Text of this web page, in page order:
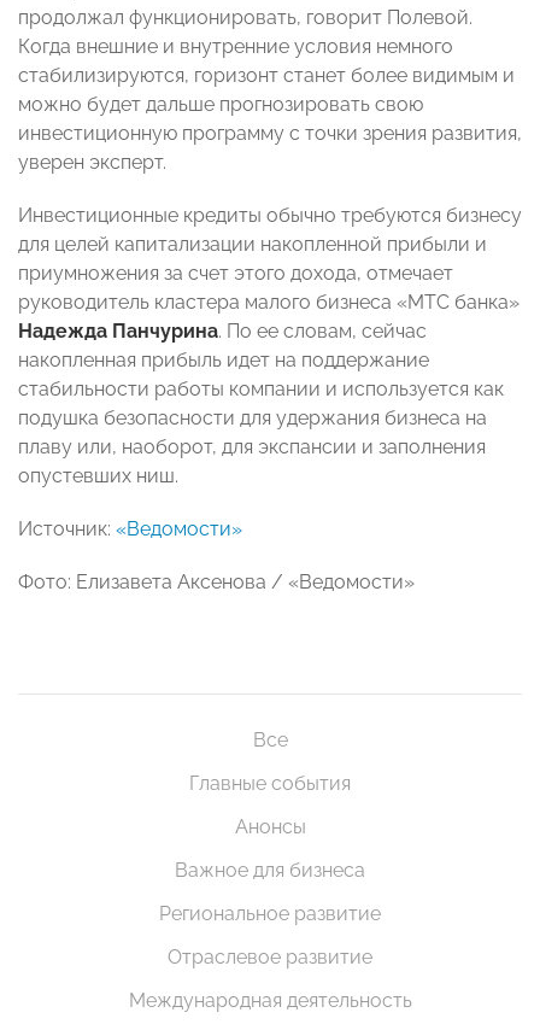
продолжал функционировать, говорит Полевой.
Когда внешние и внутренние условия немного
стабилизируются, горизонт станет более видимым и
можно будет дальше прогнозировать свою
инвестиционную программу с точки зрения развития,
уверен эксперт.
Инвестиционные кредиты обычно требуются бизнесу
для целей капитализации накопленной прибыли и
приумножения за счет этого дохода, отмечает
руководитель кластера малого бизнеса «МТС банка»
Надежда Панчурина. По ее словам, сейчас
накопленная прибыль идет на поддержание
стабильности работы компании и используется как
подушка безопасности для удержания бизнеса на
плаву или, наоборот, для экспансии и заполнения
опустевших ниш.
Источник: «Ведомости»
Фото: Елизавета Аксенова / «Ведомости»
Все
Главные события
Анонсы
Важное для бизнеса
Региональное развитие
Отраслевое развитие
Международная деятельность